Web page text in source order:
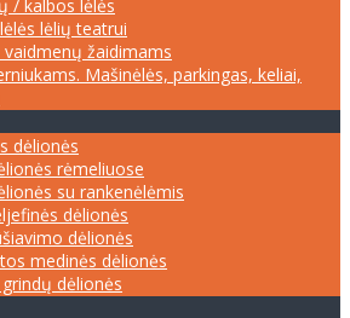
/ kalbos lėlės
lėlių teatrui
žaidimams
Mašinėlės, parkingas, keliai,
dėlionės
rėmeliuose
su rankenėlėmis
dėlionės
dėlionės
medinės dėlionės
dėlionės